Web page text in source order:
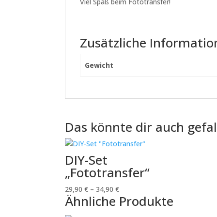
Zusätzliche
Gewicht
Das könnte dir auch
DIY-Set
„Fototransfer“
29,90€ –34,90€
Ähnliche Produkte